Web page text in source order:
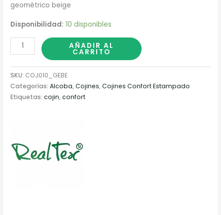
geométrico beige
Disponibilidad: 10 disponibles
AÑADIR AL
CARRITO
SKU: COJ010_GEBE
Categorías:Alcoba,Cojines,Cojines Confort Estampado
Etiquetas:cojin,confort